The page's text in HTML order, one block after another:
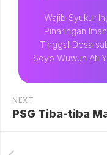
Wajib Syukur
Pinaringan
Tinggal Dosa
Soyo Wuwuh Ati
NEXT